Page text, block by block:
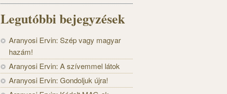
Legutóbbi bejegyzések
Aranyosi Ervin: Szép vagy magyar
hazám!
Aranyosi Ervin: A szívemmel látok
Aranyosi Ervin: Gondoljuk újra!